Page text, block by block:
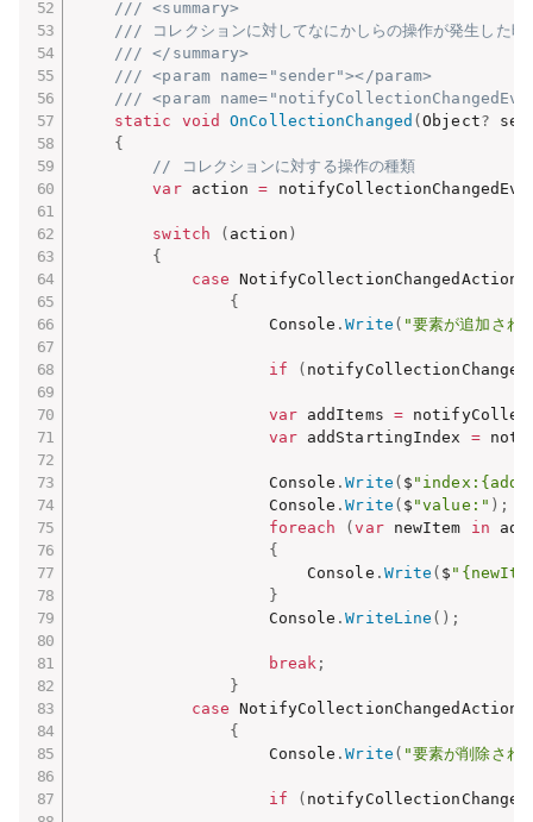
/// <summary>
/// コレクションに対してなにかしらの操作が発生した時
/// </summary>
/// <param name="sender"></param>
/// <param
static
void OnCollectionChanged (Object?
{
// コレクションに対する操作の種類
var action =
switch ( action )
{
case NotifyCollectionChangedAction
{
                    Console
.Write ( "要素が追加され
if (
var addItems =
var addStartingIndex =
                    Console
.Write ( $
                    Console
.Write ( $ "value:" ) ;
foreach
(var newItem in
{
                        Console
. Write ( $
}
                    Console
.WriteLine ( ) ;
break ;
}
case NotifyCollectionChangedAction
{
                    Console
.Write ( "要素が削除され
if (